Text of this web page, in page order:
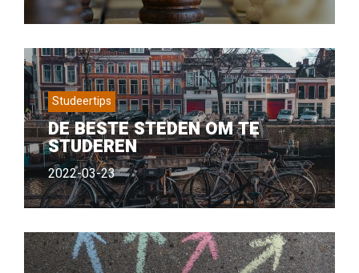
Studeertips
DE BESTE STEDEN OM TE
STUDEREN
2022-03-23